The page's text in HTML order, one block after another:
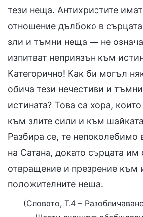
тези неща. Антихристите
отношение дълбоко в
зли и тъмни неща — не
изпитват неприязън към
Категорично! Как би могъл
обича тези нечестиви и
истината? Това са хора,
към злите сили и към
Разбира се, те непоколебимо
на Сатана, докато сърцата им
отвращение и презрение към
положителните неща.
(Словото, Т.4 –